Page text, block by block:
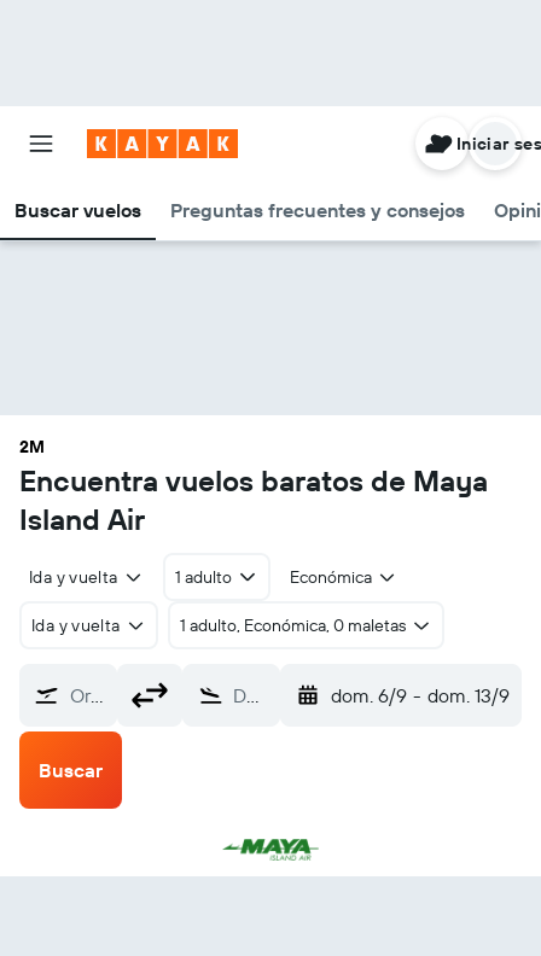
Buscar vuelos Preguntas frecuentes y consejos
Iniciar
2M
Encuentra vuelos baratos de Maya
Island Air
Ida y vuelta 1 adulto Económica
Ida y vuelta 1 adulto, Económica, 0 maletas
Origen Destino dom. 6/9 - dom. 13/9
Buscar